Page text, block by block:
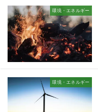
環境・エネルギー
環境・エネルギー